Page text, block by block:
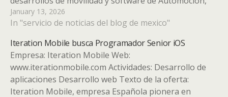
busca Programadores de Aplicaciones iOS para
ampliar su plantilla en la zona sur de Madrid.
January 13, 2026
In "servicio de noticias del blog de mexico"
Iteration Mobile busca Programador Senior iOS
Empresa: Iteration Mobile Web:
www.iterationmobile.com Actividades: Desarrollo de
aplicaciones Desarrollo web Texto de la oferta:
Iteration Mobile, empresa Española pionera en